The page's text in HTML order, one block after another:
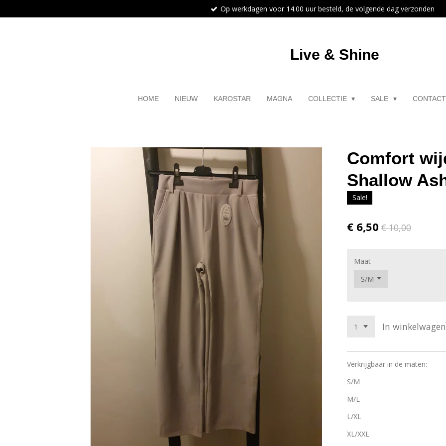
direct
Op werkdagen voor 14.00 uur besteld, de volgende dag verzonden
Live & Shine
HOME NIEUW KAROSTAR MAGNA COLLECTIE SALE
Comfort
Shallow
Sale!
€ 6,50 € 10,00
Maat
In winkelwagen
Verkrijgbaar in de maten:
S/M
M/L
L/XL
XL/XXL